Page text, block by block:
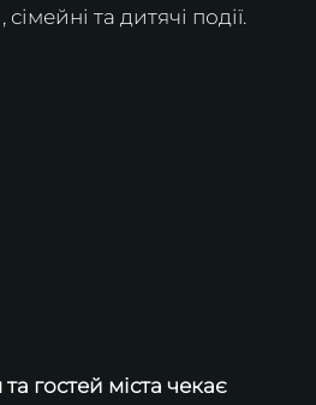
та дитячі події.
та гостей міста чекає